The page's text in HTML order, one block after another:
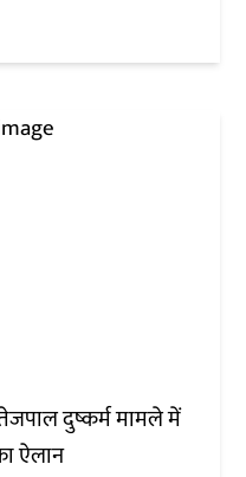
दुष्कर्म मामले में
ऐलान